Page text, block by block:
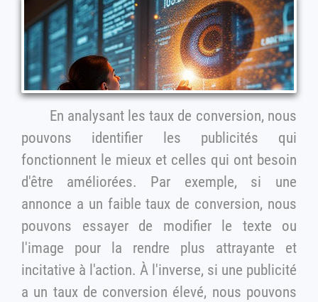
En analysant les taux de conversion, nous
pouvons identifier les publicités qui
fonctionnent le mieux et celles qui ont besoin
d'être améliorées. Par exemple, si une
annonce a un faible taux de conversion, nous
pouvons essayer de modifier le texte ou
l'image pour la rendre plus attrayante et
incitative à l'action. À l'inverse, si une publicité
a un taux de conversion élevé, nous pouvons